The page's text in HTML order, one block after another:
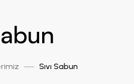
Sıvı Sabun